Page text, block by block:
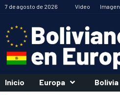
Saltar
contenido
7 de agosto de 2026 Vídeo Imagen
Inicio Europa Bolivia